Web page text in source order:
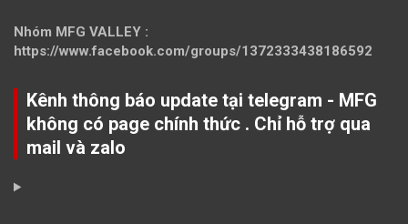
Nhóm MFG VALLEY :
https://www.facebook.com/groups/1372333438186592
Kênh thông báo update tại telegram - MFG
không có page chính thức . Chỉ hỗ trợ qua
mail và zalo